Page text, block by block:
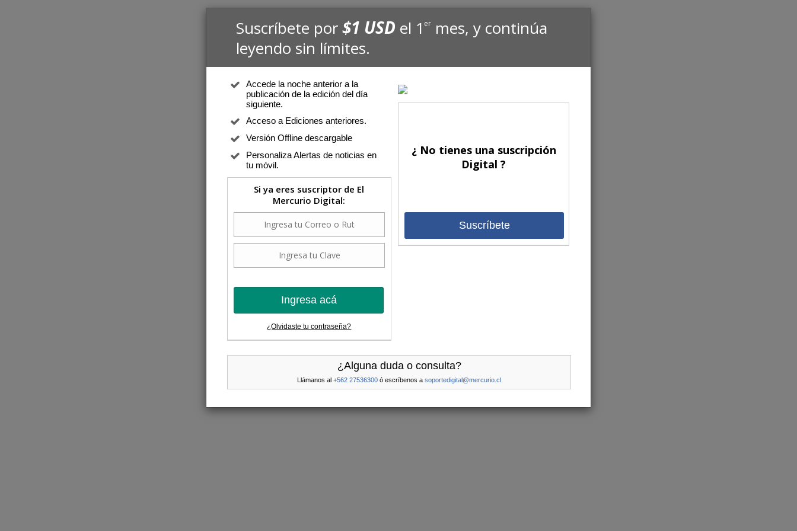
Suscríbete por$1 USD el 1er mes, y continúa
leyendo sin límites.
Accede la noche anterior a la
publicación de la edición del día
siguiente.
Acceso a Ediciones anteriores.
Versión Offline descargable
Personaliza Alertas de noticias en
tu móvil.
Si ya eres suscriptor de El
Mercurio Digital:
Ingresa acá
¿Olvidaste tu contraseña?
¿ No tienes una suscripción
Digital ?
Suscríbete
¿Alguna duda o consulta?
Llámanos al +562 27536300 ó escríbenos a soportedigital@mercurio.cl